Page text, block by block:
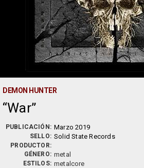
DEMON HUNTER
War
PUBLICACIÓN: Marzo 2019
SELLO: Solid State Records
PRODUCTOR:
GÉNERO: metal
ESTILOS: metalcore